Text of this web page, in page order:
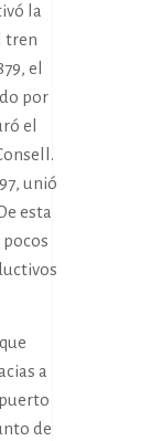
la
tren
el
por
el
unió
esta
a
de